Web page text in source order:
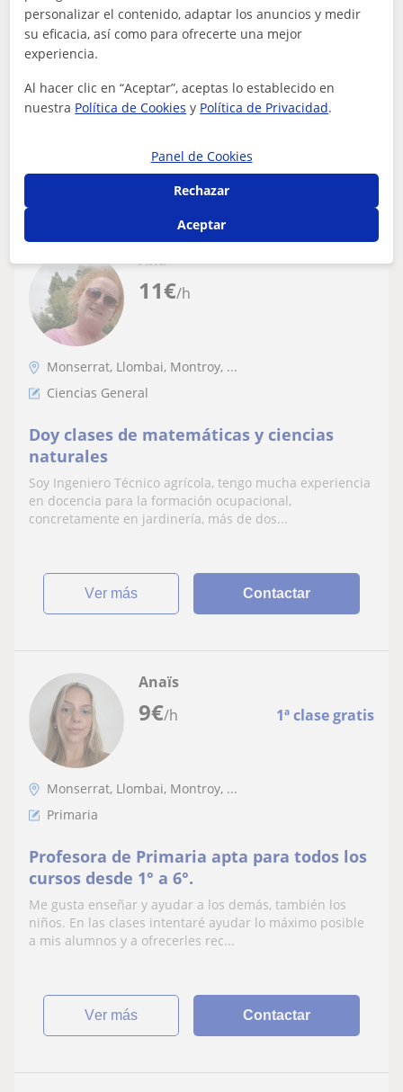
Profesora de valenciano que imparte
clases a niños de primaria y ESO
Soy una estudiante de segundo de carrera de Magisterio
refuerzo desde primaria h...
ver más Contactar
11€/h
Ana
Monserrat, Llombai, Montroy, ...
Ciencias General
Doy clases de matemáticas y ciencias
naturales
Soy Ingeniero Técnico agrícola, tengo mucha experiencia
en docencia para la formación ocupacional,
concretamente en jardinería, más de dos...
ver más Contactar
9€/h 1ª clase gratis
Anaïs
Monserrat, Llombai, Montroy, ...
Primaria
Profesora de Primaria apta para todos los
cursos desde 1° a 6°.
Me gusta enseñar y ayudar a los demás, también los
niños. En las clases intentaré ayudar lo máximo posible
a mis alumnos y a ofrecerles rec...
ver más Contactar
personalizar el contenido, adaptar los anuncios y medir
su eficacia, así como para ofrecerte una mejor
experiencia.
Al hacer clic en “Aceptar”, aceptas lo establecido en
nuestra Política de Cookies y Política de Privacidad.
Panel de Cookies
Rechazar
Aceptar